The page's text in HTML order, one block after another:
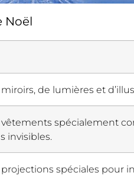
Noël
de lumières et
spécialement
invisibles.
spéciales pour